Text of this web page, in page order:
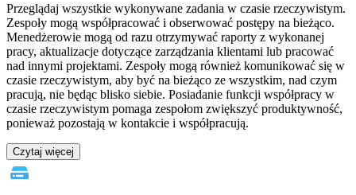
Przeglądaj wszystkie wykonywane zadania w czasie rzeczywistym.
Zespoły mogą współpracować i obserwować postępy na bieżąco.
Menedżerowie mogą od razu otrzymywać raporty z wykonanej
pracy, aktualizacje dotyczące zarządzania klientami lub pracować
nad innymi projektami. Zespoły mogą również komunikować się w
czasie rzeczywistym, aby być na bieżąco ze wszystkim, nad czym
pracują, nie będąc blisko siebie. Posiadanie funkcji współpracy w
czasie rzeczywistym pomaga zespołom zwiększyć produktywność,
ponieważ pozostają w kontakcie i współpracują.
Czytaj więcej